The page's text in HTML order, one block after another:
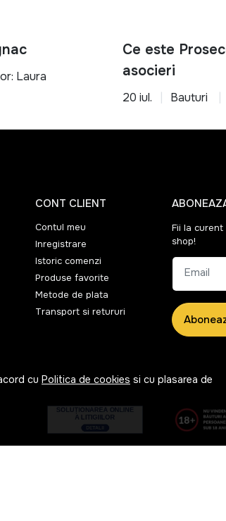
cu Politica de cookies si cu plasarea de
Laura
Ce este
asocieri
20 iul. Bauturi
CONT CLIENT
Contul meu
Inregistrare
Istoric comenzi
Produse favorite
Metode de plata
Transport si retururi
Fii la
shop!
Email